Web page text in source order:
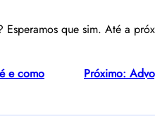
Esperamos que sim. Até a
e como
Próximo: